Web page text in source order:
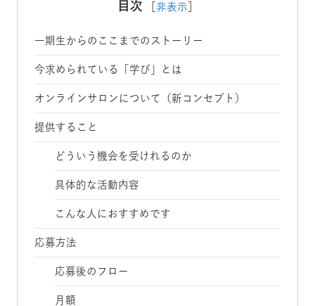
目次 非表示
一期生からのここまでのストーリー
今求められている「学び」とは
オンラインサロンについて（新コンセプト）
提供すること
どういう機会を受けれるのか
具体的な活動内容
こんな人におすすめです
応募方法
応募後のフロー
月額